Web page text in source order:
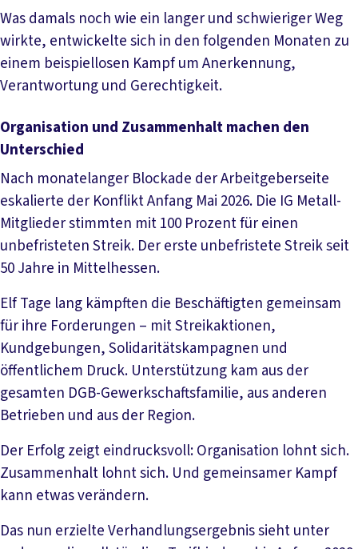
Was damals noch wie ein langer und schwieriger Weg
wirkte, entwickelte sich in den folgenden Monaten zu
einem beispiellosen Kampf um Anerkennung,
Verantwortung und Gerechtigkeit.
Organisation und Zusammenhalt machen den
Unterschied
Nach monatelanger Blockade der Arbeitgeberseite
eskalierte der Konflikt Anfang Mai 2026. Die IG Metall-
Mitglieder stimmten mit 100 Prozent für einen
unbefristeten Streik. Der erste unbefristete Streik seit
50 Jahre in Mittelhessen.
Elf Tage lang kämpften die Beschäftigten gemeinsam
für ihre Forderungen – mit Streikaktionen,
Kundgebungen, Solidaritätskampagnen und
öffentlichem Druck. Unterstützung kam aus der
gesamten DGB-Gewerkschaftsfamilie, aus anderen
Betrieben und aus der Region.
Der Erfolg zeigt eindrucksvoll: Organisation lohnt sich.
Zusammenhalt lohnt sich. Und gemeinsamer Kampf
kann etwas verändern.
Das nun erzielte Verhandlungsergebnis sieht unter